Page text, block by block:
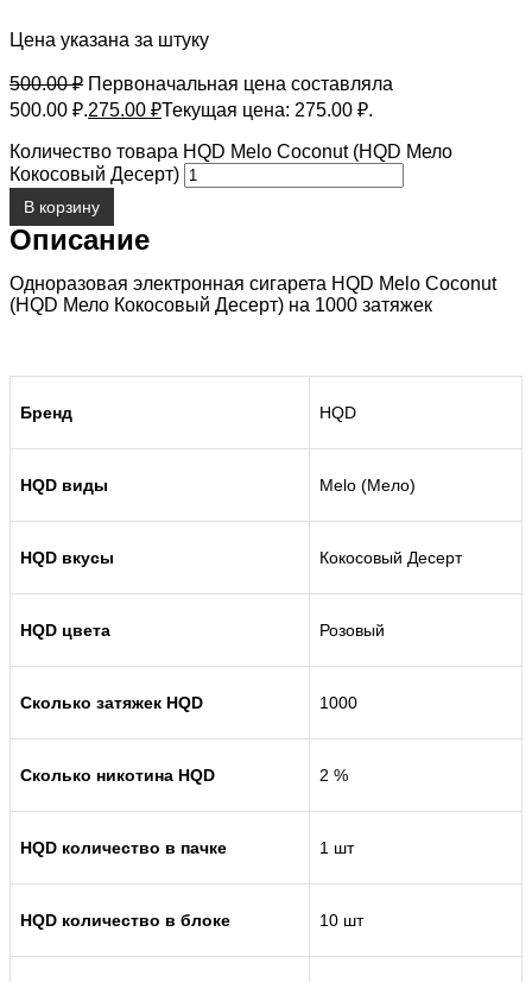
Цена указана за штуку
500.00₽ Первоначальная цена составляла
500.00 ₽.275.00 ₽Текущая цена: 275.00 ₽.
Количество товара HQD Melo Coconut (HQD Мело
Кокосовый Десерт)
В корзину
Описание
Одноразовая электронная сигарета HQD Melo Coconut
(HQD Мело Кокосовый Десерт) на 1000 затяжек
Бренд HQD
HQD виды Melo (Мело)
HQD вкусы Кокосовый Десерт
HQD цвета Розовый
Сколько затяжек HQD 1000
Сколько никотина HQD 2 %
HQD количество в пачке 1 шт
HQD количество в блоке 10 шт